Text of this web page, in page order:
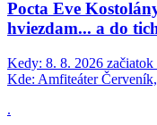
Pocta Eve
hviezdam... a do
Kedy: 8. 8. 2026
Kde: Amfiteáter
.